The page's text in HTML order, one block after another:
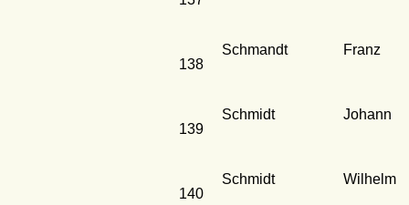
138
Schmandt Franz
139
Schmidt Johann
140
Schmidt Wilhelm